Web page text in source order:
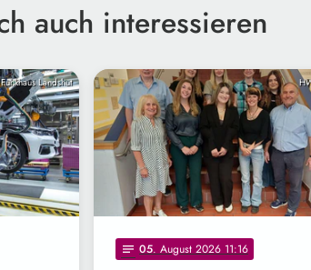
auch interessieren
Funkhaus Landshut
notes 05. August 2026 11:16